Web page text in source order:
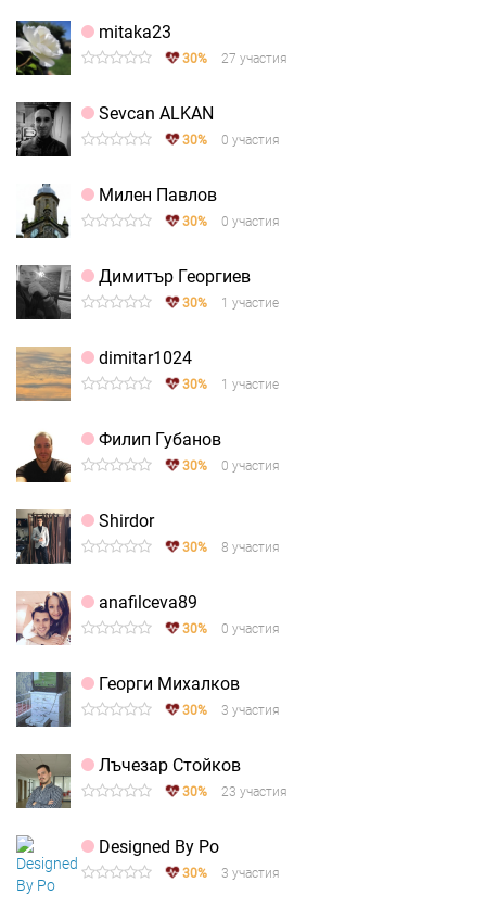
mitaka23
30% 27 участия
Sevcan ALKAN
30% 0 участия
Милен Павлов
30% 0 участия
Димитър Георгиев
30% 1 участие
dimitar1024
30% 1 участие
Филип Губанов
30% 0 участия
Shirdor
30% 8 участия
anafilceva89
30% 0 участия
Георги Михалков
30% 3 участия
Лъчезар Стойков
30% 23 участия
Designed By Po
30% 3 участия